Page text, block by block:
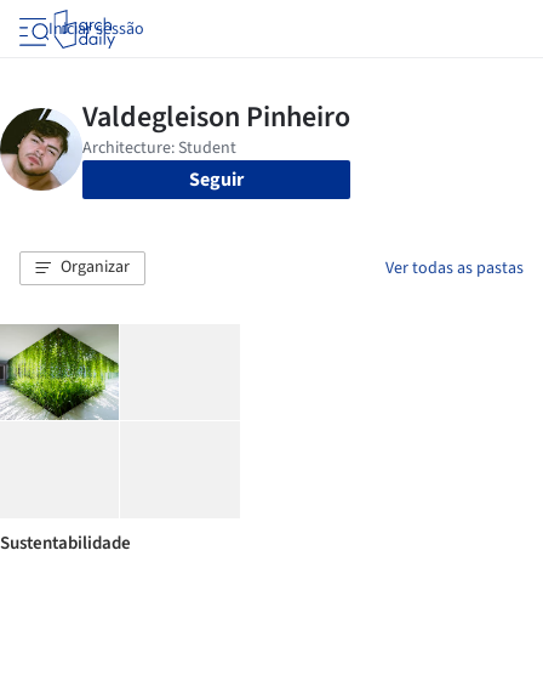
Iniciar sessão
Seguir
Organizar Ver todas as pastas
Sustentabilidade